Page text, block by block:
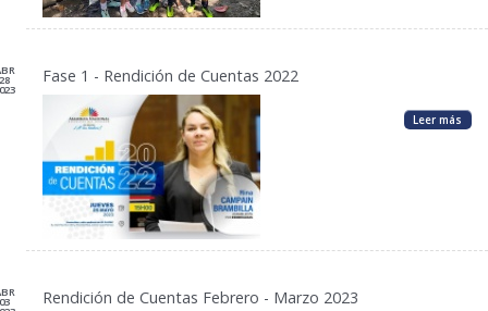
28 Fase 1 - Rendición de Cuentas 2022
Leer más
03 Rendición de Cuentas Febrero - Marzo 2023